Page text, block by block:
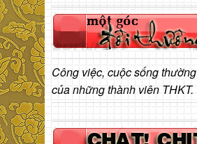
Công việc, cuộc sống
của những thành viên THKT.